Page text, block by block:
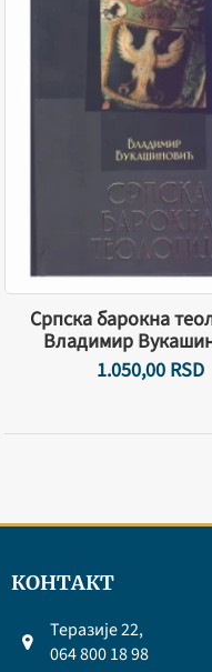
Српска барокна
Владимир
1.050,00 RSD
КОНТАКТ
Теразије 22,
064 800 18 98